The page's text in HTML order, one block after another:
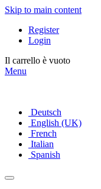
Skip to main content
Register
Login
Il carrello è vuoto
Menu
Deutsch
English (UK)
French
Italian
Spanish